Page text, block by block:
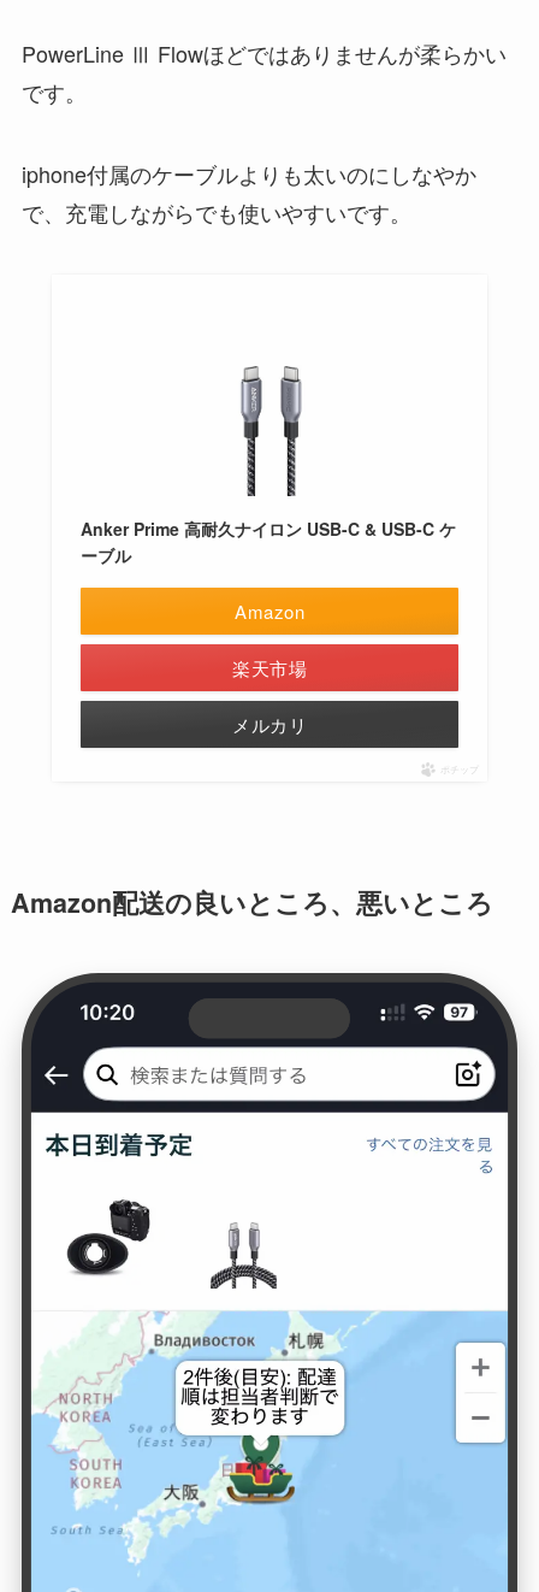
PowerLine Ⅲ Flowほどではありませんが柔らかい
です。
iphone付属のケーブルよりも太いのにしなやか
で、充電しながらでも使いやすいです。
Anker Prime 高耐久ナイロン USB-C & USB-C ケ
ーブル
Amazon
楽天市場
メルカリ
ポチップ
Amazon配送の良いところ、悪いところ